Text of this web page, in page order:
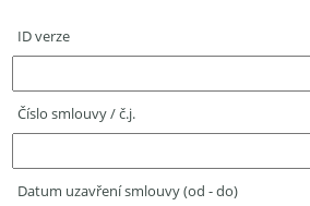
ID verze
Číslo smlouvy / č.j.
Datum uzavření smlouvy (od - do)